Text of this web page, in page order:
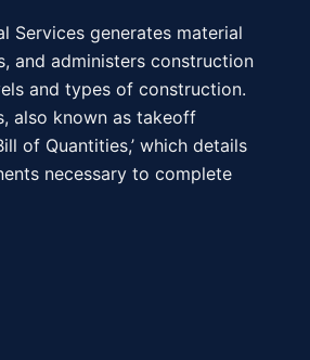
Services generates material
and administers construction
and types of construction.
also known as takeoff
of Quantities,’ which details
necessary to complete